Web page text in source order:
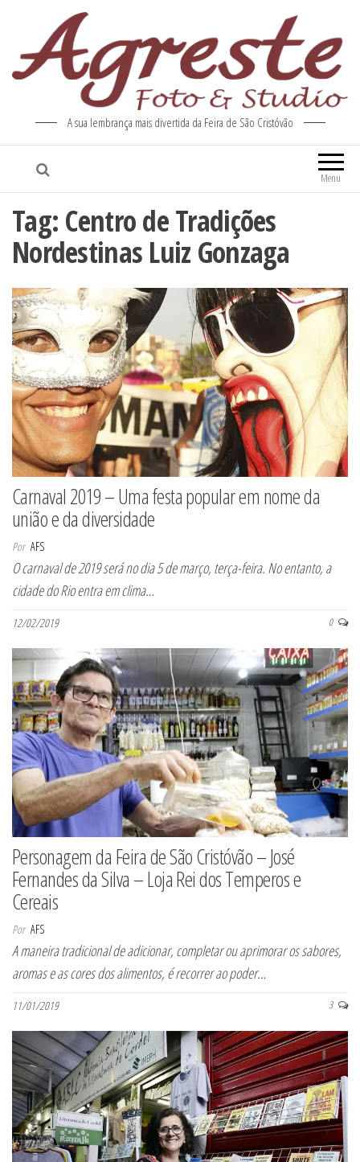
A sua lembrança mais divertida da Feira de São Cristóvão
Menu
Tag: Centro de Tradições
Nordestinas Luiz Gonzaga
Carnaval 2019 – Uma festa popular em nome da
união e da diversidade
Por AFS
O carnaval de 2019 será no dia 5 de março, terça-feira. No entanto, a
cidade do Rio entra em clima…
12/02/2019 0
Personagem da Feira de São Cristóvão – José
Fernandes da Silva – Loja Rei dos Temperos e
Cereais
Por AFS
A maneira tradicional de adicionar, completar ou aprimorar os sabores,
aromas e as cores dos alimentos, é recorrer ao poder…
11/01/2019 3